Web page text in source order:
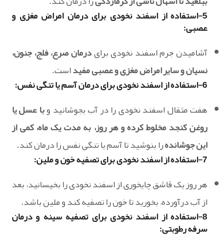
5-استفاده از اسفند نخودی برای درمان امراض مغزی و
عصبی:
آشامیدن جرم اسفند نخودی برایدرمان صرع، فلج، جنون،
نسیان و سایر امراض مغزی و عصبی مفیداست.
6-استفاده از اسفند نخودی برای درمان آسم یا تنگی نفس:
هفت مثقال اسفند نخودی را در آب بجوشانید وبا عسل یا
روغن کنجد مخلوط کرده و هر روز، به مدت یک ماه، کمی از
این جوشاندهرا بنوشید تا آسم یا تنگی نفس را درمان کند.
7-استفاده از اسفند نخودی برای تصفیه خون و ملین:
هر روز یک قاشق چایخوری از اسفند نخودی را بخیسانید، بعد
از آب درآورده، بخورید تا خون را تصفیه کند و ملین باشد.
8-استفاده از اسفند نخودی برای تصفیه سینه و درمان
سرفه رطوبتی: